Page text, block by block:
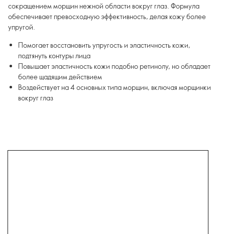
сокращением морщин нежной области вокруг глаз. Формула
обеспечивает превосходную эффективность, делая кожу более
упругой.
Помогает восстановить упругость и эластичность кожи,
подтянуть контуры лица
Повышает эластичность кожи подобно ретинолу, но обладает
более щадящим действием
Воздействует на 4 основных типа морщин, включая морщинки
вокруг глаз